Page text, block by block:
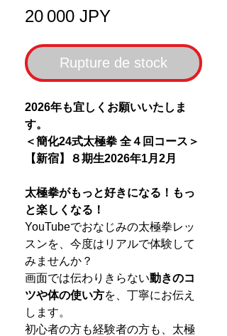
20 000 JPYPrix
Rupture de stock
2026年も宜しくお願いいたしま
す。
＜簡化24式太極拳 全４回コース＞
【新宿】８期生2026年1月2月
太極拳がもっと好きになる！もっ
と楽しくなる！
YouTubeでおなじみの太極拳レッ
スンを、今度はリアルで体験して
みませんか？
画面では伝わりきらない動きのコ
ツや体の使い方を、丁寧にお伝え
します。
初心者の方も経験者の方も、太極